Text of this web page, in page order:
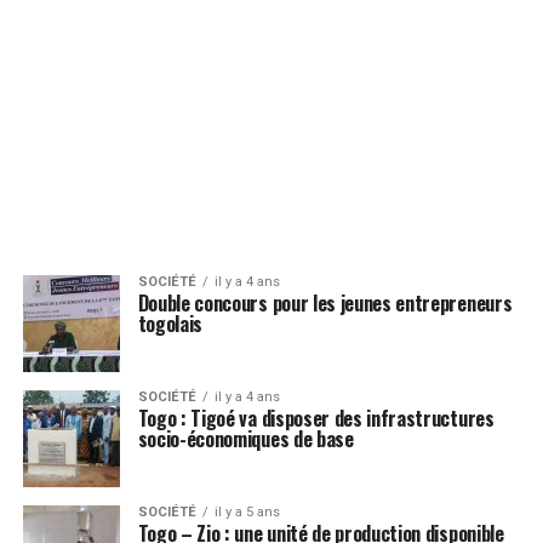
SOCIÉTÉ il y a 4 ans
Double concours pour les jeunes entrepreneurs
togolais
SOCIÉTÉ il y a 4 ans
Togo : Tigoé va disposer des infrastructures
socio-économiques de base
SOCIÉTÉ il y a 5 ans
Togo – Zio : une unité de production disponible